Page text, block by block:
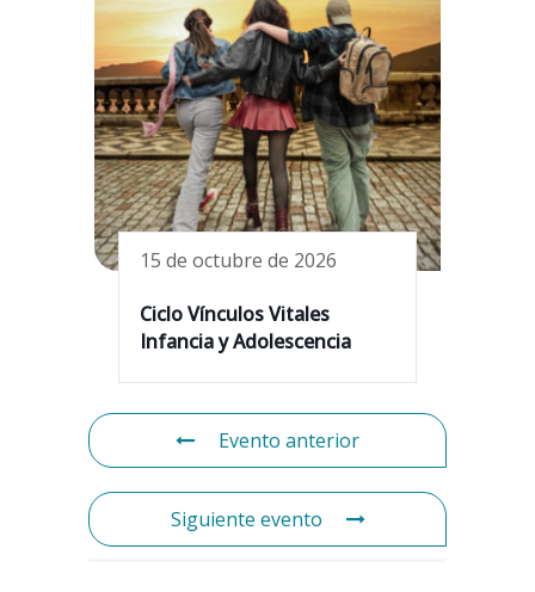
15 de octubre de 2026
Ciclo Vínculos Vitales
Infancia y Adolescencia
Evento anterior
Siguiente evento